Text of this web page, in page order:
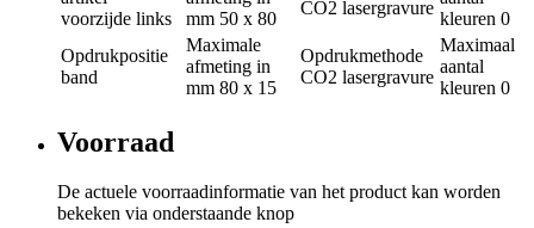
voorzijde links
mm 50 x 80
CO2 lasergravure
kleuren 0
Opdrukpositie
band
Maximale
afmeting in
mm 80 x 15
Opdrukmethode
CO2 lasergravure
Maximaal
aantal
kleuren 0
Voorraad
De actuele voorraadinformatie van het product kan worden
bekeken via onderstaande knop